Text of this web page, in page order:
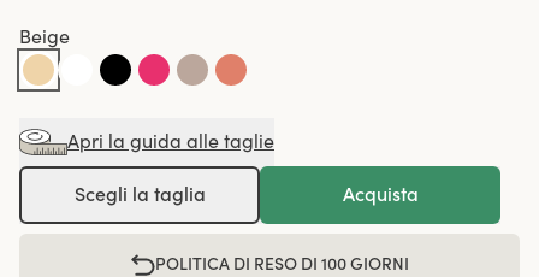
Beige
Apri la guida alle taglie
Scegli la taglia Acquista
POLITICA DI RESO DI 100 GIORNI